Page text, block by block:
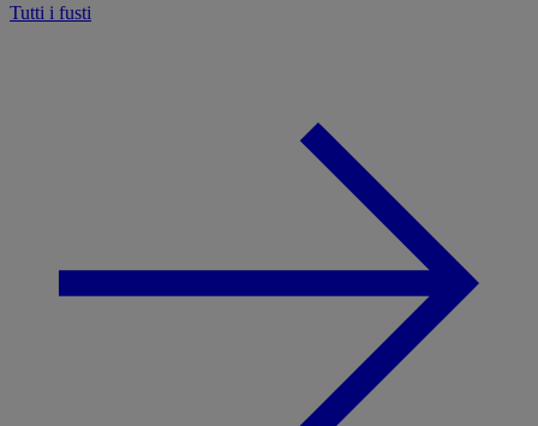
Tutti i fusti